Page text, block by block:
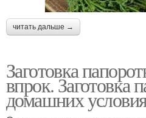
читать дальше →
Заготовка
впрок. Заготовка
домашних